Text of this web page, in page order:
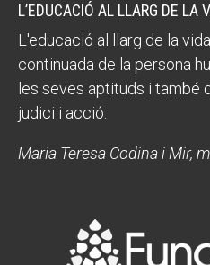
L’EDUCACIÓ AL LLARG DE LA
L'educació al llarg de la
continuada de la persona
les seves aptituds i també
judici i acció.
Maria Teresa Codina i Mir,
Missió i valors
Missió i valors